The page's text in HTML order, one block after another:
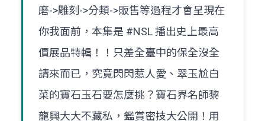
磨->雕刻->分類->販售等過程才會呈現在
你我面前，本集是 #NSL 播出史上最高
價展品特輯！！只差全臺中的保全沒全
請來而已，究竟閃閃惹人愛、翠玉尬白
菜的寶石玉石要怎麼挑？寶石界名師黎
龍興大大不藏私，鑑賞密技大公開！用